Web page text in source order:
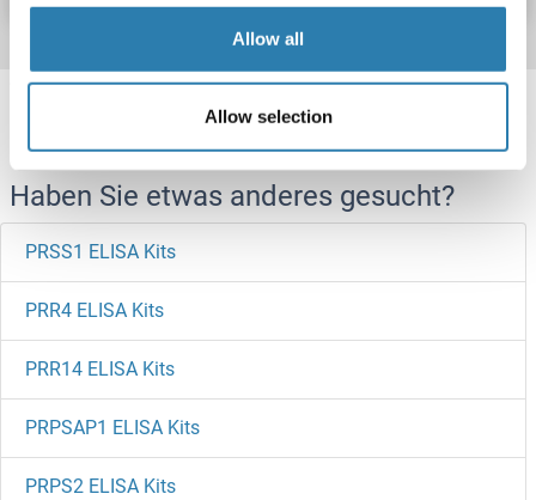
Allow all
Allow selection
Target information, Synonyms, Latest
Haben Sie etwas anderes gesucht?
PRSS1 ELISA Kits
PRR4 ELISA Kits
PRR14 ELISA Kits
PRPSAP1 ELISA Kits
PRPS2 ELISA Kits